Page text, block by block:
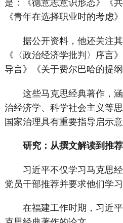
是：《德意志意识形态》《
《青年在选择职业时的考虑
据公开资料，他还关注其
《〈政治经济学批判〉序言
导言》《关于费尔巴哈的提纲
这些马克思经典著作，涵
治经济学、科学社会主义等
国家治理具有重要指导启示意
研究：从撰文解读到推
习近平不仅学习马克思经
党员干部推荐并要求他们学
在福建工作时期，习近平